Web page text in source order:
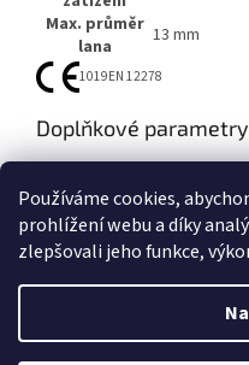
Používáme cookies,
prohlížení webu a díky
zlepšovali jeho funkce,
Max. průměr
lana
13 mm
1019EN 12278
Doplňkové parametry
EAN: 8595033358683